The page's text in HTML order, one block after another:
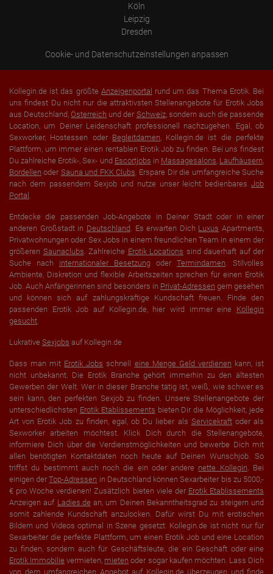
Köln
Leipzig
Dresden
Cookie- und Datenschutzeinstellungen anpassen
Kollegin.de ist das größte Anzeigenportal rund um das Thema Erotik. Bei
uns findest Du nicht nur die attraktivsten Stellenangebote für Erotik Jobs
aus Deutschland,Österreich und der Schweiz, sondern auch die passende
Location, um Deiner Leidenschaft professionell nachzugehen. Egal, ob
Sexworker, Hostessen oder Begleitdamen , Kollegin.de ist die perfekte
Plattform, um immer einen rentablen Erotik Job zu finden. Bei uns findest
Du zahlreiche Erotik-, Sex- und Escortjobs in Massagesalons Laufhäusern
Bordellen oder Sauna und FKK Clubs . Erspare Dir die umfangreiche Suche
nach dem passendem Sexjob und nutze unser leicht bedienbares Job
Portal
Entdecke die passenden Job-Angebote in Deiner Stadt oder in einer
anderen Großstadt in Deutschland. Es erwarten Dich Luxus Apartments,
Privatwohnungen oder Sex Jobs in einem freundlichen Team in einem der
größeren Saunaclubs . Zahlreiche Erotik Locations sind dauerhaft auf der
Suche nach internationaler Besetzung oder Termindamen . Stilvolles
Ambiente, Diskretion und flexible Arbeitszeiten sprechen für einen Erotik
Job. Auch Anfängerinnen sind besonders in Privat-Adressen gern gesehen
und können sich auf zahlungskräftige Kundschaft freuen. Finde den
passenden Erotik Job auf Kollegin.de, hier wird immer eine Kollegin
gesucht
Lukrative Sexjobs auf Kollegin.de
Dass man mit Erotik Jobs schnell eine Menge Geld verdienen kann, ist
nicht unbekannt. Die Erotik Branche gehört immerhin zu den ältesten
Gewerben der Welt. Wer in dieser Branche tätig ist, weiß, wie schwer es
sein kann, den perfekten Sexjob zu finden. Unsere Stellenangebote der
unterschiedlichsten Erotik Etablissements bieten Dir die Möglichkeit, jede
Art von Erotik Job zu finden, egal, ob Du lieber als Servicekraftoder als
Sexworker arbeiten möchtest. Klick Dich durch die Stellenangebote,
informiere Dich über die Verdienstmöglichkeiten und bewerbe Dich mit
allen benötigten Kontaktdaten noch heute auf Deinen Wunschjob. So
triffst du bestimmt auch noch die ein oder andere nette Kollegin . Bei
einigen derTop-Adressen in Deutschland können Sexarbeiter bis zu 5000,-
€ pro Woche verdienen! Zusätzlich bieten viele der Erotik Etablissements
Anzeigen auf Ladies.dean, um Deinen Bekanntheitsgrad zu steigern und
somit zahlende Kundschaft anzulocken. Dafür wirst Du mit erotischen
Bildern und Videos optimal in Szene gesetzt. Kollegin.de ist nicht nur für
Sexarbeiter die perfekte Plattform, um einen Erotik Job und eine Location
zu finden, sondern auch für Geschäftsleute, die ein Geschäft oder eine
Erotik Immobilie vermieten, mieten oder sogar kaufen möchten. Lass Dich
von dem umfangreichen Angebot auf Kollegin.de überzeugen und finde